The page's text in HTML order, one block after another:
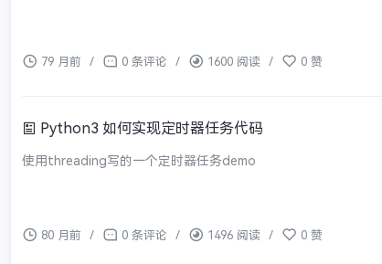
79 月前 / 0 条评论 / 1600 阅读 / 0 赞
Python3 如何实现定时器任务代码
使用threading写的一个定时器任务demo
80 月前 / 0 条评论 / 1496 阅读 / 0 赞